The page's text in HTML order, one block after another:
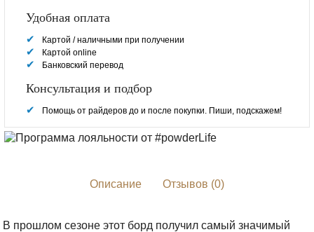
Удобная оплата
Картой / наличными при получении
Картой online
Банковский перевод
Консультация и подбор
Помощь от райдеров до и после покупки. Пиши, подскажем!
Описание Отзывов (0)
В прошлом сезоне этот борд получил самый значимый